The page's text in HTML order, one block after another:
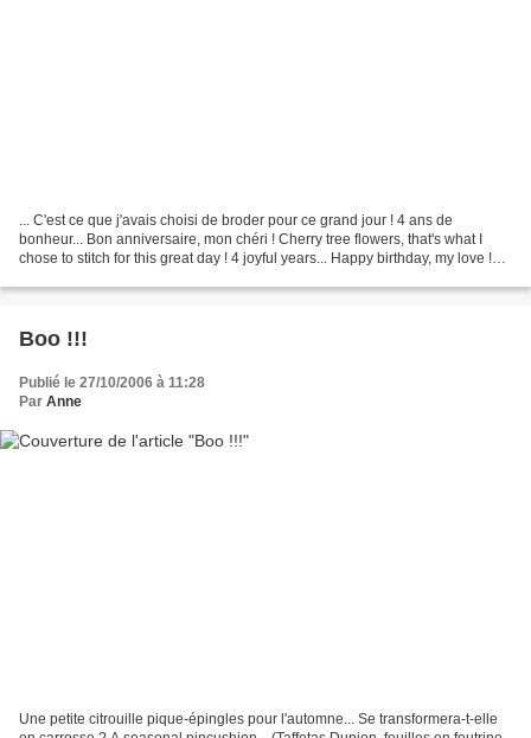
... C'est ce que j'avais choisi de broder pour ce grand jour ! 4 ans de
bonheur... Bon anniversaire, mon chéri ! Cherry tree flowers, that's what I
chose to stitch for this great day ! 4 joyful years... Happy birthday, my love !
Boo !!!
Publié le 27/10/2006 à 11:28
Par Anne
Une petite citrouille pique-épingles pour l'automne... Se transformera-t-elle